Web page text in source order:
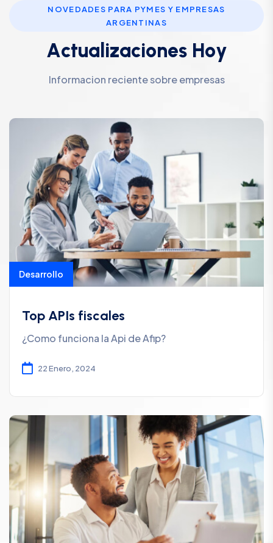
NOVEDADES PARA PYMES Y EMPRESAS
ARGENTINAS
Actua izaciones Hoy
Informacion reciente sobre empresas
Desarrollo
Top APIs fiscales
¿Como funciona la Api de Afip?
22 Enero, 2024